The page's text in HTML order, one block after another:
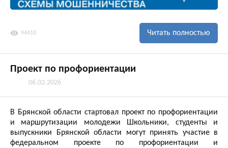
visibility 94410 Читать полностью
Проект по профориентации
06.02.2026
В Брянской области стартовал проект по профориентации
и маршрутизации молодежи Школьники, студенты и
выпускники Брянской области могут принять участие в
федеральном проекте по профориентации и